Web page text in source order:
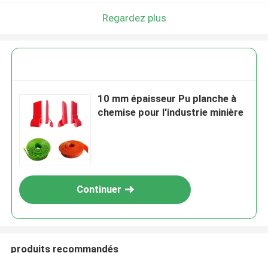
Regardez plus
10 mm épaisseur Pu planche à
chemise pour l'industrie minière
Continuer
produits recommandés